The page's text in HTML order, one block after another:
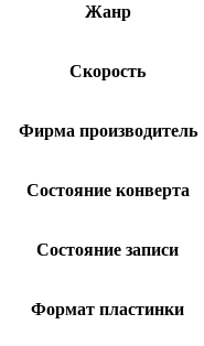
Жанр
Скорость
Фирма производитель
Состояние конверта
Состояние записи
Формат пластинки